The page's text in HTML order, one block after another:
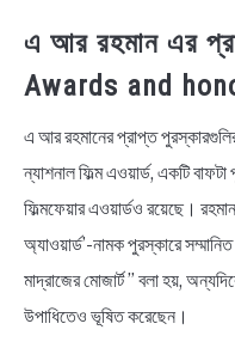
এ আর রহমান এর
Awards and
এ আর রহমানের প্রাপ্ত
ন্যাশনাল ফিল্ম এওয়ার্ড, একটি
ফিল্মফেয়ার এওয়ার্ডও রয়েছে।
অ্যাওয়ার্ড’-নামক পুরস্কারে
মাদ্রাজের মোজার্ট ” বলা হয়,
উপাধিতেও ভূষিত করেছেন।